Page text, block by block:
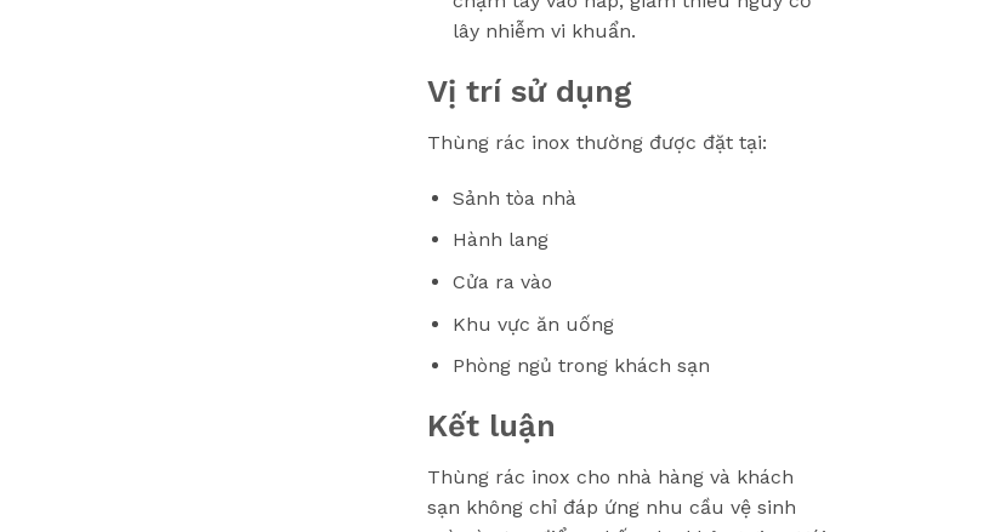
lây nhiễm vi khuẩn.
Vị trí sử dụng
Thùng rác inox thường được đặt tại:
Sảnh tòa nhà
Hành lang
Cửa ra vào
Khu vực ăn uống
Phòng ngủ trong khách sạn
Kết luận
Thùng rác inox cho nhà hàng và khách
sạn không chỉ đáp ứng nhu cầu vệ sinh